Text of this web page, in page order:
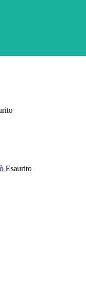
Esaurito